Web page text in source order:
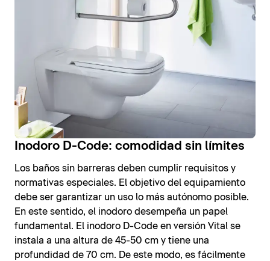
Inodoro D-Code: comodidad sin límites
Los baños sin barreras deben cumplir requisitos y
normativas especiales. El objetivo del equipamiento
debe ser garantizar un uso lo más autónomo posible.
En este sentido, el inodoro desempeña un papel
fundamental. El inodoro D-Code en versión Vital se
instala a una altura de 45-50 cm y tiene una
profundidad de 70 cm. De este modo, es fácilmente